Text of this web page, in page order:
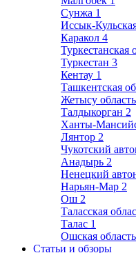
Сунжа 1
Иссык-
Каракол 4
Туркестанская
Туркестан 3
Кентау 1
Ташкентская
Жетысу область
Талдыкорган 2
Ханты-
Лянтор 2
Чукотский
Анадырь 2
Ненецкий
Нарьян-Мар 2
Ош 2
Таласская
Талас 1
Ошская область
Статьи и обзоры